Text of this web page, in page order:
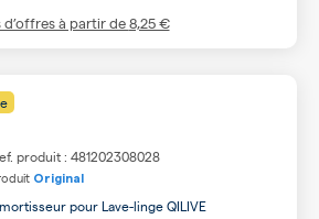
d’offres à partir de8,25 €
produit : 481202308028
Original
pour Lave-linge QILIVE